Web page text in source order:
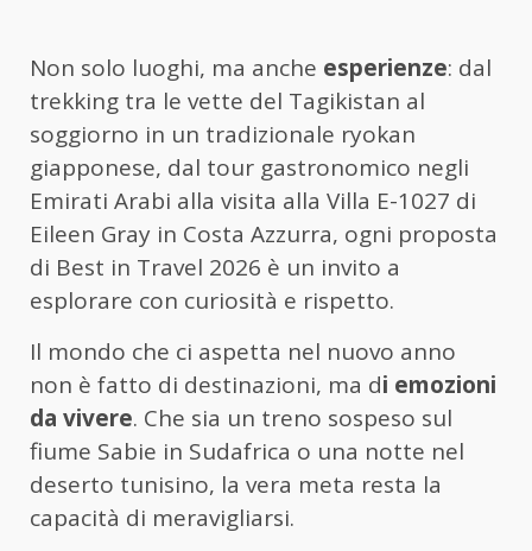
Non solo luoghi, ma anche esperienze: dal
trekking tra le vette del Tagikistan al
soggiorno in un tradizionale ryokan
giapponese, dal tour gastronomico negli
Emirati Arabi alla visita alla Villa E-1027 di
Eileen Gray in Costa Azzurra, ogni proposta
di Best in Travel 2026 è un invito a
esplorare con curiosità e rispetto.
Il mondo che ci aspetta nel nuovo anno
non è fatto di destinazioni, ma di emozioni
da vivere. Che sia un treno sospeso sul
fiume Sabie in Sudafrica o una notte nel
deserto tunisino, la vera meta resta la
capacità di meravigliarsi.